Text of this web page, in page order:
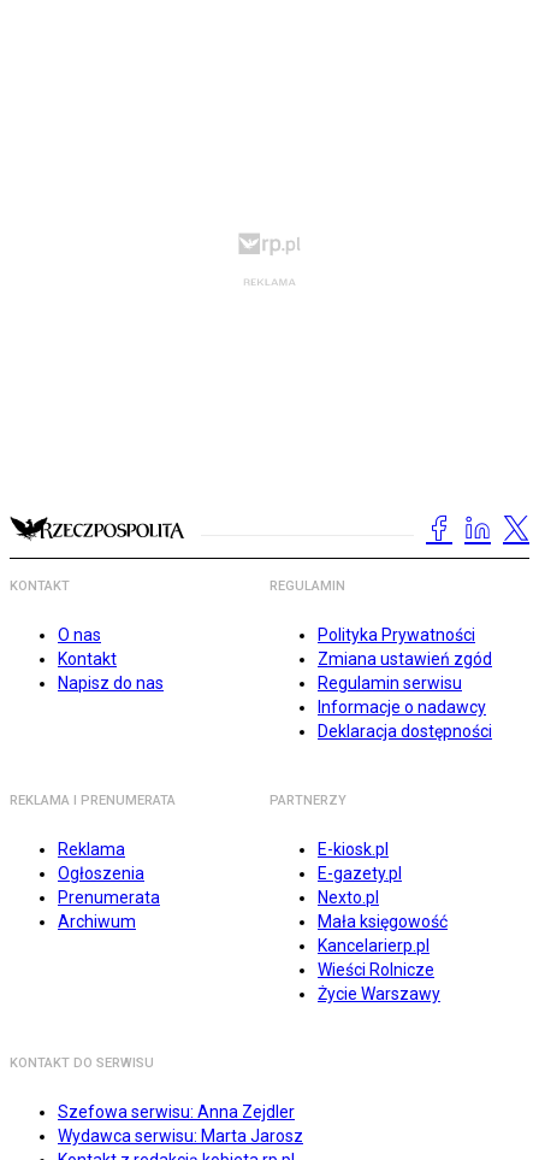
KONTAKT
O nas
Kontakt
Napisz do nas
REGULAMIN
Polityka Prywatności
Zmiana ustawień zgód
Regulamin serwisu
Informacje o nadawcy
Deklaracja dostępności
REKLAMA I PRENUMERATA
Reklama
Ogłoszenia
Prenumerata
Archiwum
PARTNERZY
E-kiosk.pl
E-gazety.pl
Nexto.pl
Mała księgowość
Kancelarierp.pl
Wieści Rolnicze
Życie Warszawy
KONTAKT DO SERWISU
Szefowa serwisu: Anna Zejdler
Wydawca serwisu: Marta Jarosz